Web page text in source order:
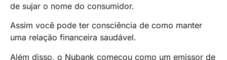
de sujar o nome do consumidor.
Assim você pode ter consciência de como manter
uma relação financeira saudável.
Além disso, o Nubank começou como um emissor de